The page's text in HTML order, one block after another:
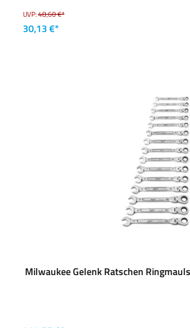
UVP:48,60 €*
30,13 €*
Milwaukee Gelenk Ratschen